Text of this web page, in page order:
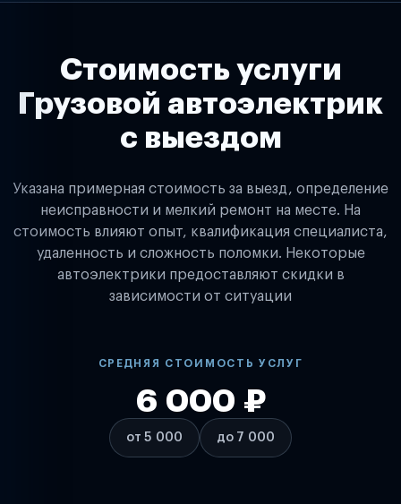
Стоимость услуги
Грузовой автоэлектрик
с выездом
Указана примерная стоимость за выезд, определение
неисправности и мелкий ремонт на месте. На
стоимость влияют опыт, квалификация специалиста,
удаленность и сложность поломки. Некоторые
автоэлектрики предоставляют скидки в
зависимости от ситуации
СРЕДНЯЯ СТОИМОСТЬ УСЛУГ
от 5 000
6 000 ₽
до 7 000